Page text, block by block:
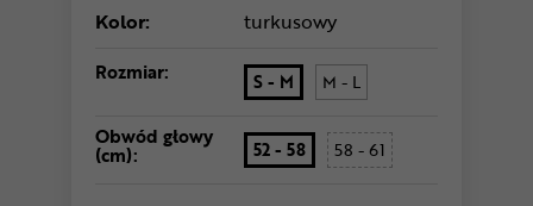
Kolor: turkusowy
Rozmiar: S - M M - L
Obwód głowy
(cm): 52 - 58 58 - 61